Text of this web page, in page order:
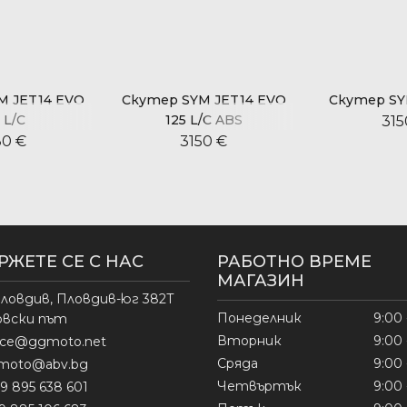
JET14 EVO
L/C
€
Скутер SYM JET14 EVO
125 L/C ABS
3150 €
Скутер
СЕ С НАС
Пловдив-юг 382Т
път
895 638 601
РАБОТНО ВРЕМЕ
МАГАЗИН
Понеделник
9:00
Вторник
9:00
Сряда
9:00
Четвъртък
9:00